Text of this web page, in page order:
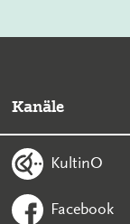
Kanäle
KultinO
Facebook